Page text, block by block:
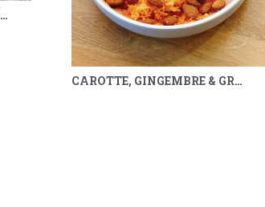
POIREAUX VINAIGRETTE, KUMQUAT, SARRASIN & MÉLILOT
CAROTTE, GINGEMBRE & GRENADE